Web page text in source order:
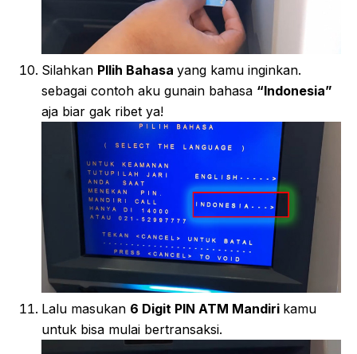
Silahkan PIlih Bahasa yang kamu inginkan.
sebagai contoh aku gunain bahasa “Indonesia”
aja biar gak ribet ya!
Lalu masukan 6 Digit PIN ATM Mandiri kamu
untuk bisa mulai bertransaksi.